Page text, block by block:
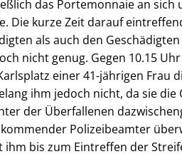
das Portemonnaie an sich
Die kurze Zeit darauf
als auch den
nicht genug. Gegen 10.15
einer 41-jährigen Frau
ihm jedoch nicht, da sie die
der Überfallenen
Polizeibeamter
ihm bis zum Eintreffen der